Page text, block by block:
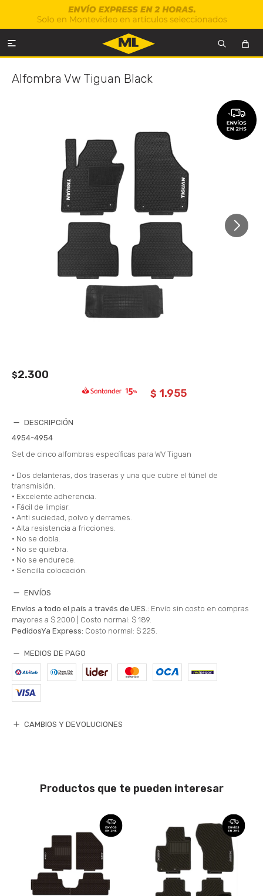

Alfombra Vw Tiguan Black
$2.300
$ 1.955
DESCRIPCIÓN
4954-4954
Set de cinco alfombras específicas para WV Tiguan
• Dos delanteras, dos traseras y una que cubre el túnel de
transmisión.
• Excelente adherencia.
• Fácil de limpiar.
• Anti suciedad, polvo y derrames.
• Alta resistencia a fricciones.
• No se dobla.
• No se quiebra.
• No se endurece.
• Sencilla colocación.
ENVÍOS
Envíos a todo el país a través de UES.: Envío sin costo en compras
mayores a $ 2000 | Costo normal: $ 189.
PedidosYa Express: Costo normal: $ 225.
MEDIOS DE PAGO
CAMBIOS Y DEVOLUCIONES
Productos que te pueden interesar